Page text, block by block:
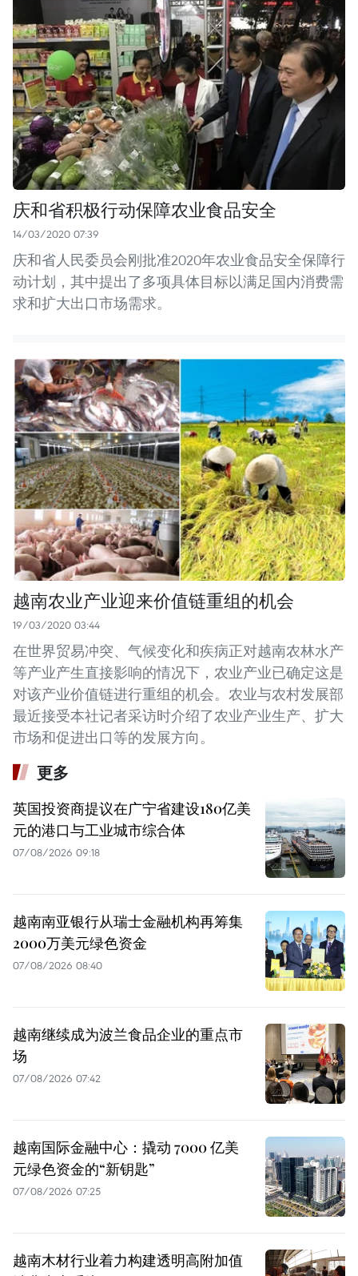
庆和省积极行动保障农业食品安全
14/03/2020 07:39
庆和省人民委员会刚批准2020年农业食品安全保障行
动计划，其中提出了多项具体目标以满足国内消费需
求和扩大出口市场需求。
越南农业产业迎来价值链重组的机会
19/03/2020 03:44
在世界贸易冲突、气候变化和疾病正对越南农林水产
等产业产生直接影响的情况下，农业产业已确定这是
对该产业价值链进行重组的机会。农业与农村发展部
最近接受本社记者采访时介绍了农业产业生产、扩大
市场和促进出口等的发展方向。
更多
英国投资商提议在广宁省建设180亿美
元的港口与工业城市综合体
07/08/2026 09:18
越南南亚银行从瑞士金融机构再筹集
2000万美元绿色资金
07/08/2026 08:40
越南继续成为波兰食品企业的重点市
场
07/08/2026 07:42
越南国际金融中心：撬动 7000 亿美
元绿色资金的“新钥匙”
07/08/2026 07:25
越南木材行业着力构建透明高附加值